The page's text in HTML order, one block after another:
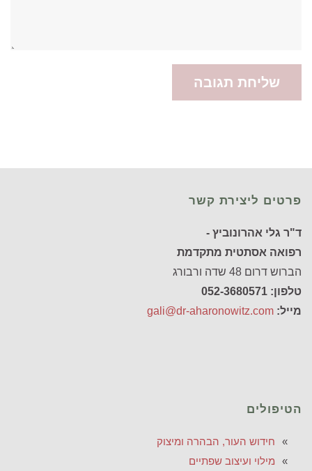
פרטים ליצירת קשר
ד"ר גלי אהרונוביץ -
רפואה אסתטית מתקדמת
הברוש דרום 48 שדה ורבורג
טלפון: 052-3680571
מייל: gali@dr-aharonowitz.com
הטיפולים
חידוש העור, הבהרה ומיצוק
מילוי ועיצוב שפתיים